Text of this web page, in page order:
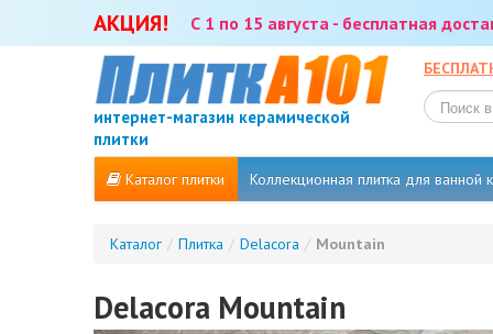
АКЦИЯ! С 1 по 15 августа - бесплатная
интернет-магазин керамической
плитки
Каталог плитки Коллекционная плитка для ванной
Каталог / Плитка / Delacora / Mountain
Delacora Mountain